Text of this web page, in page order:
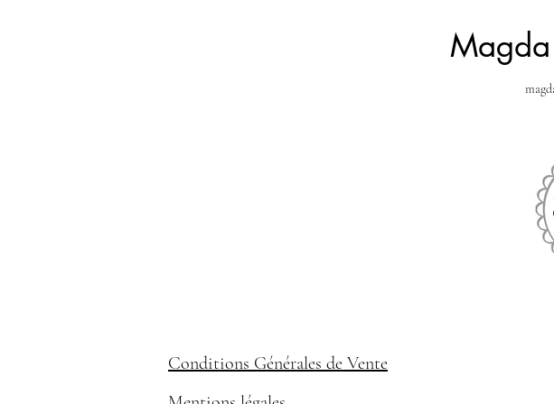
Conditions Générales de Vente